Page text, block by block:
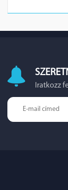
Iratkozz